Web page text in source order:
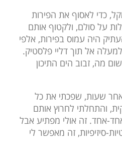
כדי לאסוף את הפירות
על סולם, ולקטוף אותם
היה עמוס בפירות, אלפי
אל תוך דליי פלסטיק.
מה, זבוב הים התיכון
שעות, שפכתי את כל
והתחלתי לחרוץ אותם
אחד. זה אולי מפתיע אבל
סיזיפיות, זה מאפשר לי